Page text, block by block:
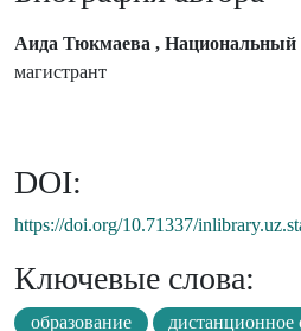
Аида Тюкмаева , Национальный
магистрант
DOI:
https://doi.org/10.71337/
Ключевые слова:
образование дистанционное